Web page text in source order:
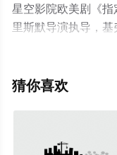
星空影院欧美剧《指
里斯默导演执导，基
·潘,李美琪,安东尼·
莫尔,吉奥夫·皮尔森,
猜你喜欢